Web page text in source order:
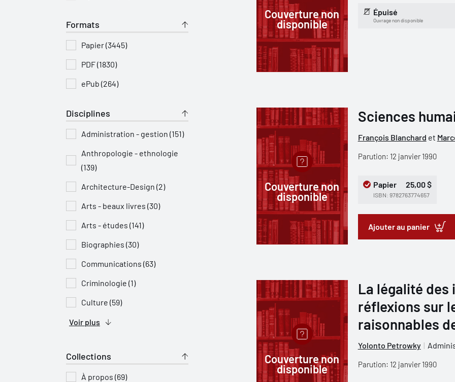
Formats
Papier (3445)
PDF (1830)
ePub (264)
Disciplines
Administration - gestion (151)
Anthropologie - ethnologie
(139)
Architecture-Design (2)
Arts - beaux livres (30)
Arts - études (141)
Biographies (30)
Communications (63)
Criminologie (1)
Culture (59)
Voir plus
Collections
À propos (69)
Couverture non
disponible
Épuisé
Ouvrage non disponible
Couverture non
disponible
Sciences
François Blanchard et
Parution: 12 janvier 1990
Papier 25,00 $
ISBN: 9782763774657
Ajouter au panier
Couverture non
disponible
La légalité
réflexions sur
raisonnables
Yolonto Petrowky
Parution: 12 janvier 1990